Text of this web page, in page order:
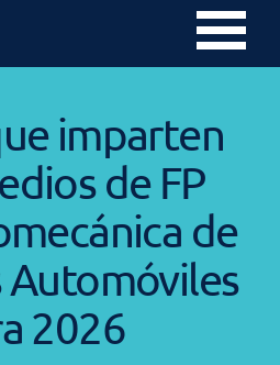
imparten
de FP
de
Automóviles
2026